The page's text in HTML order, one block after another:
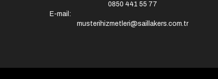
0850 441 55 77
E-mail:
musterihizmetleri@saillakers.com.tr